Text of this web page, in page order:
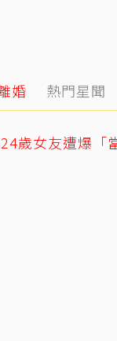
婚 熱門星聞